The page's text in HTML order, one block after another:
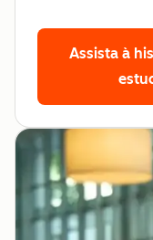
Assista à